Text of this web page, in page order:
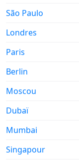
São Paulo
Londres
Paris
Berlin
Moscou
Dubaï
Mumbai
Singapour